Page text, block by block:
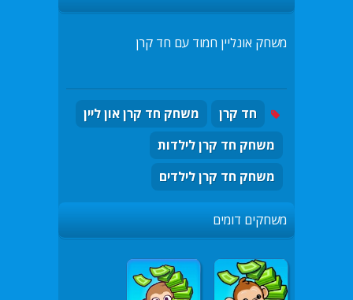
משחק אונליין חמוד עם חד קרן
חד קרן
משחק חד קרן און ליין
משחק חד קרן לילדות
משחק חד קרן לילדים
משחקים דומים